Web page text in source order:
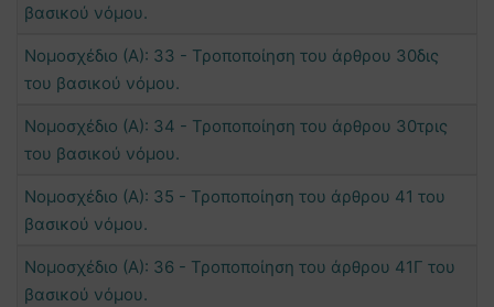
βασικού νόμου.
Νομοσχέδιο (Α): 33 - Τροποποίηση του άρθρου 30δις
του βασικού νόμου.
Νομοσχέδιο (Α): 34 - Τροποποίηση του άρθρου 30τρις
του βασικού νόμου.
Νομοσχέδιο (Α): 35 - Τροποποίηση του άρθρου 41 του
βασικού νόμου.
Νομοσχέδιο (Α): 36 - Τροποποίηση του άρθρου 41Γ του
βασικού νόμου.